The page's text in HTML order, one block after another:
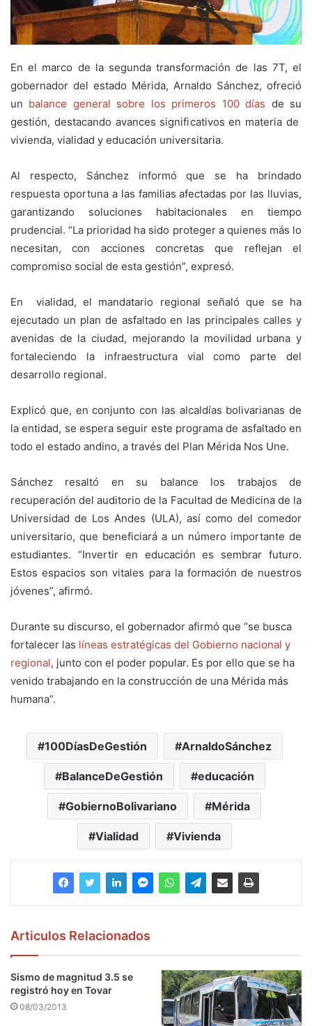
En el marco de la segunda transformación de las 7T, el
gobernador del estado Mérida, Arnaldo Sánchez, ofreció
un balance general sobre los primeros 100 días de su
gestión, destacando avances significativos en materia de
vivienda, vialidad y educación universitaria.
Al respecto, Sánchez informó que se ha brindado
respuesta oportuna a las familias afectadas por las lluvias,
garantizando soluciones habitacionales en tiempo
prudencial. “La prioridad ha sido proteger a quienes más lo
necesitan, con acciones concretas que reflejan el
compromiso social de esta gestión”, expresó.
En vialidad, el mandatario regional señaló que se ha
ejecutado un plan de asfaltado en las principales calles y
avenidas de la ciudad, mejorando la movilidad urbana y
fortaleciendo la infraestructura vial como parte del
desarrollo regional.
Explicó que, en conjunto con las alcaldías bolivarianas de
la entidad, se espera seguir este programa de asfaltado en
todo el estado andino, a través del Plan Mérida Nos Une.
Sánchez resaltó en su balance los trabajos de
recuperación del auditorio de la Facultad de Medicina de la
Universidad de Los Andes (ULA), así como del comedor
universitario, que beneficiará a un número importante de
estudiantes. “Invertir en educación es sembrar futuro.
Estos espacios son vitales para la formación de nuestros
jóvenes”, afirmó.
Durante su discurso, el gobernador afirmó que “se busca
fortalecer las líneas estratégicas del Gobierno nacional y
regional, junto con el poder popular. Es por ello que se ha
venido trabajando en la construcción de una Mérida más
humana”.
100DíasDeGestión ArnaldoSánchez
BalanceDeGestión educación
GobiernoBolivariano Mérida
Vialidad Vivienda
Articulos Relacionados
Sismo de magnitud 3.5 se
registró hoy en Tovar
08/03/2013